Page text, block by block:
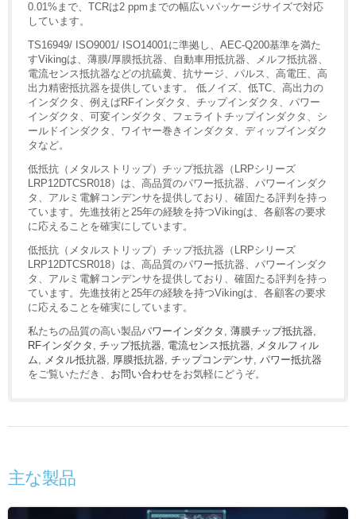
0.01%まで、TCRは2 ppmまでの幅広いパッケージサイズで対応
しています。
TS16949/ ISO9001/ ISO14001に準拠し、AEC-Q200基準を満た
すVikingは、薄膜/厚膜抵抗器、自動車用抵抗器、メルフ抵抗器、
電流センス抵抗器などの抗硫黄、抗サージ、パルス、高電圧、高
出力精密抵抗器を提供しています。 低ノイズ、低TC、高出力の
インダクタ、例えばRFインダクタ、チップインダクタ、パワー
インダクタ、可変インダクタ、フェライトチップインダクタ、シ
ールドインダクタ、ワイヤー巻きインダクタ、ディップインダク
タなど。
低抵抗（メタルストリップ）チップ抵抗器（LRPシリーズ
LRP12DTCSR018）は、高品質のパワー抵抗器、パワーインダク
タ、アルミ電解コンデンサを提供しており、確固たる評判を持っ
ています。先進技術と25年の経験を持つVikingは、各顧客の要求
に応えることを確実にしています。
低抵抗（メタルストリップ）チップ抵抗器（LRPシリーズ
LRP12DTCSR018）は、高品質のパワー抵抗器、パワーインダク
タ、アルミ電解コンデンサを提供しており、確固たる評判を持っ
ています。先進技術と25年の経験を持つVikingは、各顧客の要求
に応えることを確実にしています。
私たちの品質の高い製品パワーインダクタ , 薄膜チップ抵抗器,
RFインダクタ , チップ抵抗器, 電流センス抵抗器, メタルフィル
ム, メタル抵抗器, 厚膜抵抗器, チップコンデンサ, パワー抵抗器
をご覧いただき、 お問い合わせをお気軽にどうぞ。
主な製品